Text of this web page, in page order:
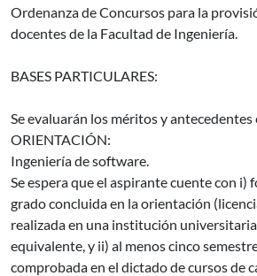
Ordenanza de Concursos para la
docentes de la Facultad de Ingeniería.
BASES PARTICULARES:
Se evaluarán los méritos y antecedentes
ORIENTACIÓN:
Ingeniería de software.
Se espera que el aspirante cuente con i)
grado concluida en la orientación
realizada en una institución
equivalente, y ii) al menos cinco
comprobada en el dictado de cursos de